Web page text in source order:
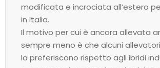
modificata e incrociata all’estero
in Italia.
Il motivo per cui è ancora allevata
sempre meno è che alcuni
la preferiscono rispetto agli ibridi